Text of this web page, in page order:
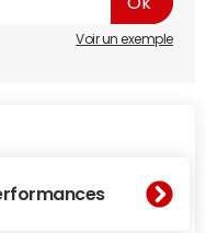
dans ces baisses
: "Une baisse de prix
clients".
Voir un exemple